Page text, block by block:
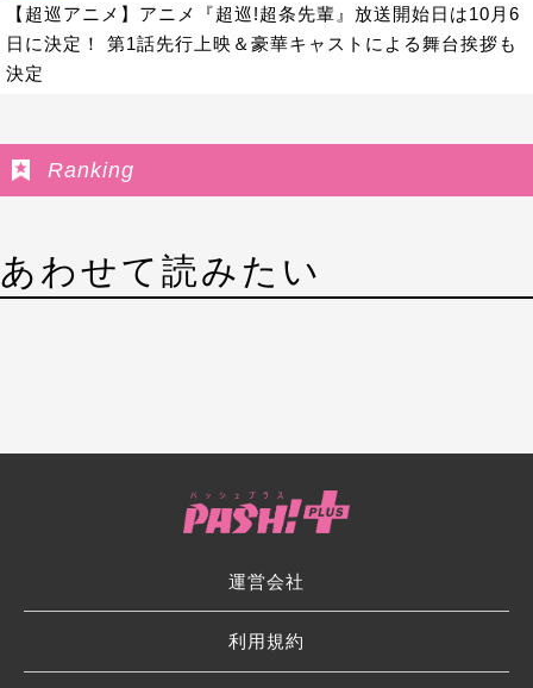
【超巡アニメ】アニメ『超巡!超条先輩』放送開始日は10月6
日に決定！ 第1話先行上映＆豪華キャストによる舞台挨拶も
決定
Ranking
あわせて読みたい
運営会社
利用規約